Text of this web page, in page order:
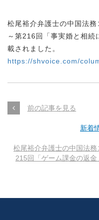
松尾裕介弁護士の中国法
～第216回「事実婚と相続
載されました。
https://shvoice.com/
前の記事を見る
新着
松尾裕介弁護士の中国法務
215回「ゲーム課金の返